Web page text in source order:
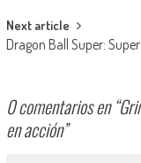
Next article
Dragon Ball Super:
0 comentarios en “
en acción”